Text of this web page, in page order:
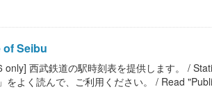
of Seibu
only] 西武鉄道の駅時刻表を提供します。 /
をよく読んで、ご利用ください。 / Read